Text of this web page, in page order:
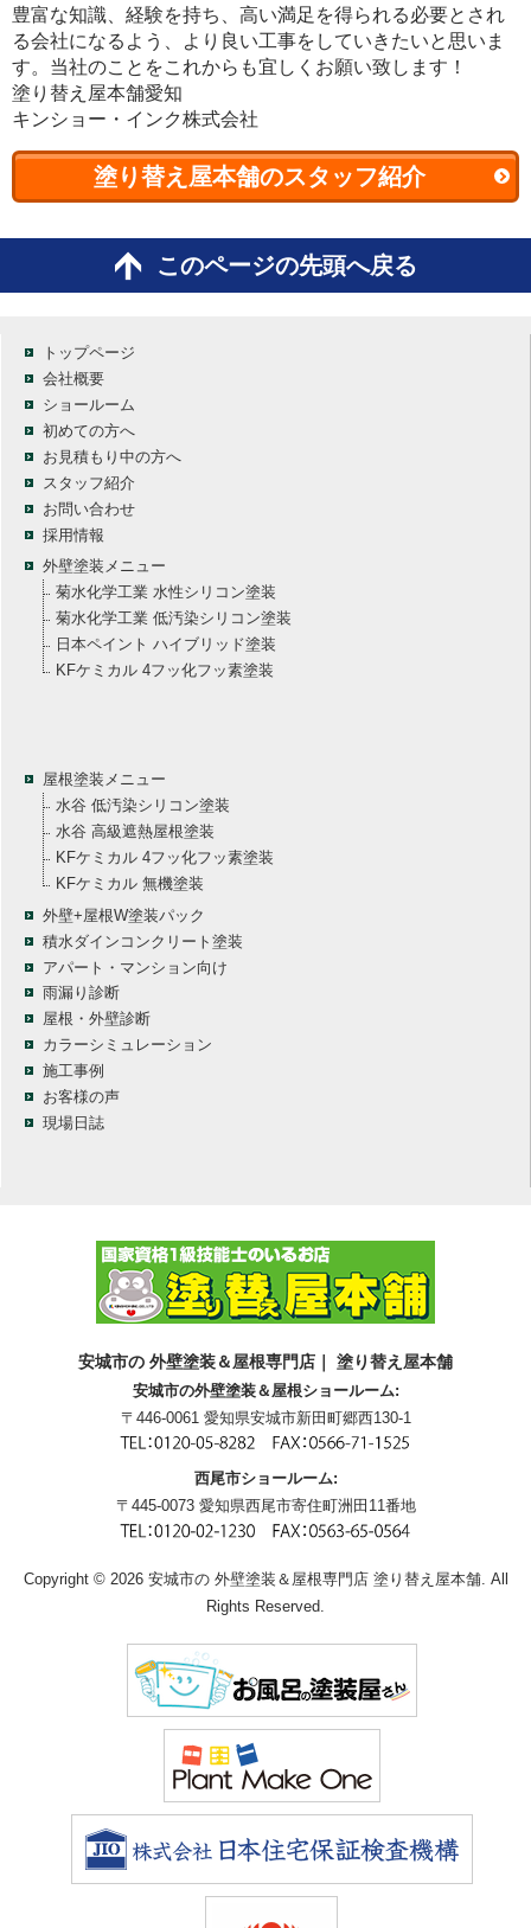
豊富な知識、経験を持ち、高い満足を得られる必要とされ
る会社になるよう、より良い工事をしていきたいと思いま
す。当社のことをこれからも宜しくお願い致します！
塗り替え屋本舗愛知
キンショー・インク株式会社
塗り替え屋本舗のスタッフ紹介
このページの先頭へ戻る
トップページ
会社概要
ショールーム
初めての方へ
お見積もり中の方へ
スタッフ紹介
お問い合わせ
採用情報
外壁塗装メニュー
菊水化学工業 水性シリコン塗装
菊水化学工業 低汚染シリコン塗装
日本ペイント ハイブリッド塗装
KFケミカル 4フッ化フッ素塗装
屋根塗装メニュー
水谷 低汚染シリコン塗装
水谷 高級遮熱屋根塗装
KFケミカル 4フッ化フッ素塗装
KFケミカル 無機塗装
外壁+屋根W塗装パック
積水ダインコンクリート塗装
アパート・マンション向け
雨漏り診断
屋根・外壁診断
カラーシミュレーション
施工事例
お客様の声
現場日誌
安城市の 外壁塗装＆屋根専門店｜ 塗り替え屋本舗
安城市の外壁塗装＆屋根ショールーム:
〒446-0061 愛知県安城市新田町郷西130-1
西尾市ショールーム:
〒445-0073 愛知県西尾市寄住町洲田11番地
Copyright © 2026 安城市の 外壁塗装＆屋根専門店 塗り替え屋本舗. All
Rights Reserved.